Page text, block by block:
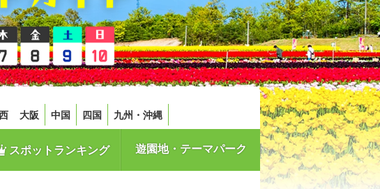
大阪 中国 四国 九州・沖縄
スポットランキング 遊園地・テーマパーク